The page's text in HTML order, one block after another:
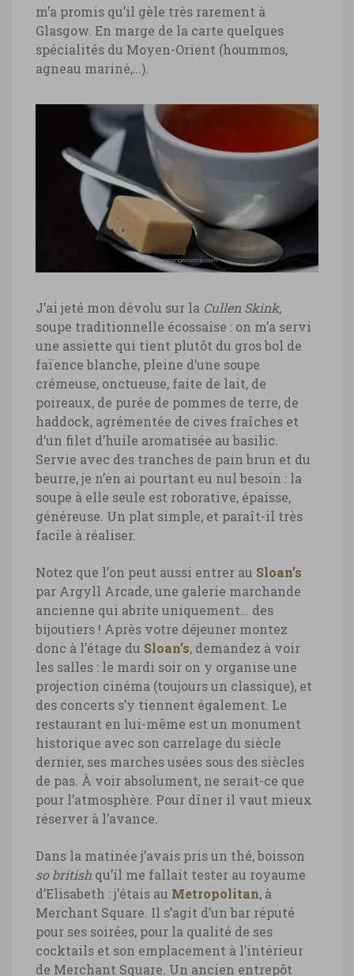
m’a promis qu’il gèle très rarement à
Glasgow. En marge de la carte quelques
spécialités du Moyen-Orient (hoummos,
agneau mariné,…).
J’ai jeté mon dévolu sur la Cullen Skink,
soupe traditionnelle écossaise : on m’a servi
une assiette qui tient plutôt du gros bol de
faïence blanche, pleine d’une soupe
crémeuse, onctueuse, faite de lait, de
poireaux, de purée de pommes de terre, de
haddock, agrémentée de cives fraîches et
d’un filet d’huile aromatisée au basilic.
Servie avec des tranches de pain brun et du
beurre, je n’en ai pourtant eu nul besoin : la
soupe à elle seule est roborative, épaisse,
généreuse. Un plat simple, et paraît-il très
facile à réaliser.
Notez que l’on peut aussi entrer au Sloan’s
par Argyll Arcade, une galerie marchande
ancienne qui abrite uniquement… des
bijoutiers ! Après votre déjeuner montez
donc à l’étage du Sloan’s, demandez à voir
les salles : le mardi soir on y organise une
projection cinéma (toujours un classique), et
des concerts s’y tiennent également. Le
restaurant en lui-même est un monument
historique avec son carrelage du siècle
dernier, ses marches usées sous des siècles
de pas. À voir absolument, ne serait-ce que
pour l’atmosphère. Pour dîner il vaut mieux
réserver à l’avance.
Dans la matinée j’avais pris un thé, boisson
so british qu’il me fallait tester au royaume
d’Elisabeth : j’étais au Metropolitan, à
Merchant Square. Il s’agit d’un bar réputé
pour ses soirées, pour la qualité de ses
cocktails et son emplacement à l’intérieur
de Merchant Square. Un ancien entrepôt